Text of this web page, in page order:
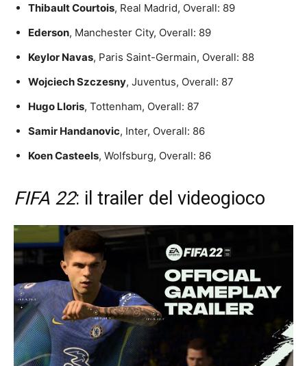
Thibault Courtois, Real Madrid, Overall: 89
Ederson, Manchester City, Overall: 89
Keylor Navas, Paris Saint-Germain, Overall: 88
Wojciech Szczesny, Juventus, Overall: 87
Hugo Lloris, Tottenham, Overall: 87
Samir Handanovic, Inter, Overall: 86
Koen Casteels, Wolfsburg, Overall: 86
FIFA 22: il trailer del videogioco